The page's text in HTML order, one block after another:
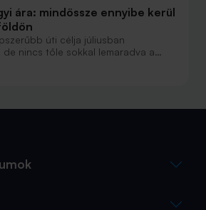
ára: mindössze ennyibe kerül
úti célja júliusban
nincs tőle sokkal lemaradva a
sem. A tengerparti